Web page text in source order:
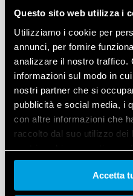
Questo sito web utilizza i
Utilizziamo i cookie per
annunci, per fornire
analizzare il nostro traffico.
informazioni sul modo in
nostri partner che si
pubblicità e social media, i
con altre informazioni che
raccolto dal suo utilizzo dei
nostri cookie se continua
Vai alla Cookie Policy
Accetta